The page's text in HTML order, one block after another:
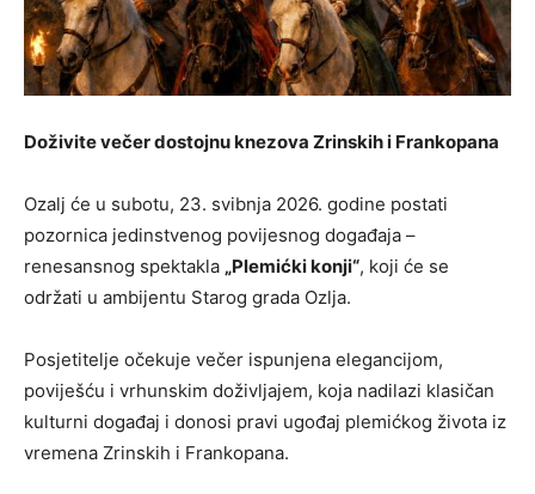
Doživite večer dostojnu knezova Zrinskih i Frankopana
Ozalj će u subotu, 23. svibnja 2026. godine postati
pozornica jedinstvenog povijesnog događaja –
renesansnog spektakla „Plemićki konji“, koji će se
održati u ambijentu Starog grada Ozlja.
Posjetitelje očekuje večer ispunjena elegancijom,
poviješću i vrhunskim doživljajem, koja nadilazi klasičan
kulturni događaj i donosi pravi ugođaj plemićkog života iz
vremena Zrinskih i Frankopana.